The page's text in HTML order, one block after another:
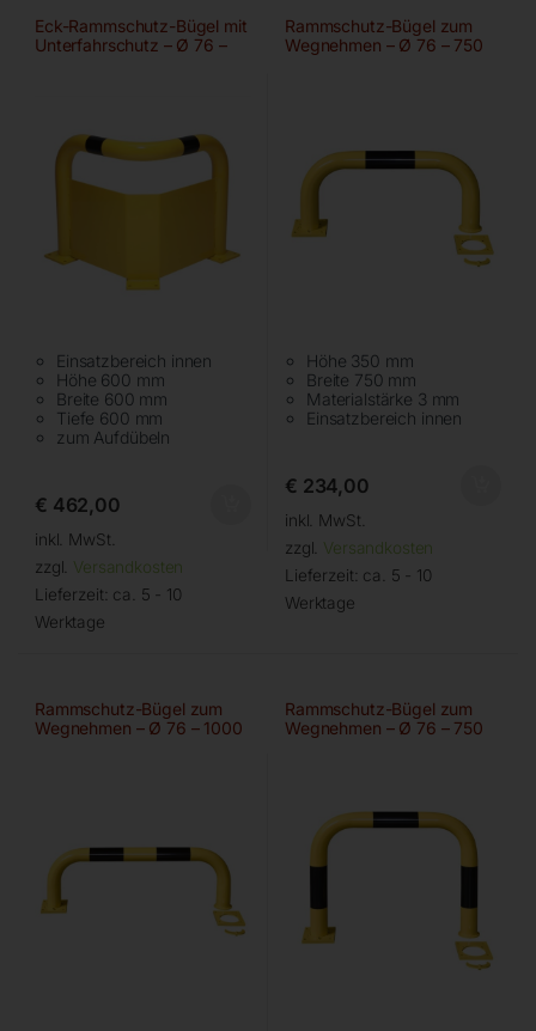
Eck-Rammschutz-Bügel mit
Unterfahrschutz – Ø 76 –
Einsatzbereich innen
Höhe 600 mm
Breite 600 mm
Tiefe 600 mm
zum Aufdübeln
€ 462,00
inkl. MwSt.
zzgl. Versandkosten
Lieferzeit: ca. 5 - 10
Werktage
Rammschutz-Bügel zum
Wegnehmen – Ø 76 – 750
Höhe 350 mm
Breite 750 mm
Materialstärke 3 mm
Einsatzbereich innen
€ 234,00
inkl. MwSt.
zzgl. Versandkosten
Lieferzeit: ca. 5 - 10
Werktage
Rammschutz-Bügel zum
Wegnehmen – Ø 76 – 1000
Rammschutz-Bügel zum
Wegnehmen – Ø 76 – 750